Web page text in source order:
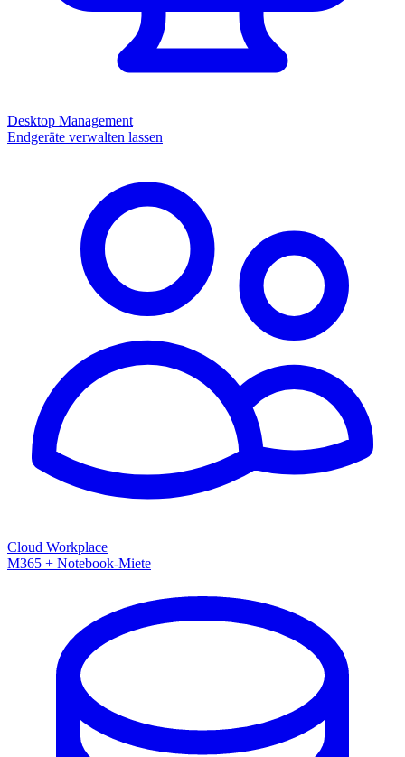
Desktop Management
Endgeräte verwalten lassen
Cloud Workplace
M365 + Notebook-Miete